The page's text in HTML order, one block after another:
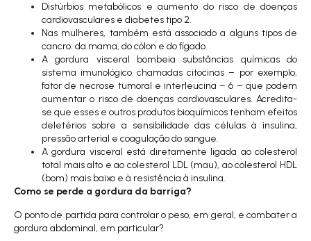
Distúrbios metabólicos e aumento do risco de doenças
cardiovasculares e diabetes tipo 2.
Nas mulheres, também está associado a alguns tipos de
cancro: da mama, do cólon e do fígado.
A gordura visceral bombeia substâncias químicas do
sistema imunológico chamadas citocinas – por exemplo,
fator de necrose tumoral e interleucina – 6 – que podem
aumentar o risco de doenças cardiovasculares. Acredita-
se que esses e outros produtos bioquímicos tenham efeitos
deletérios sobre a sensibilidade das células à insulina,
pressão arterial e coagulação do sangue.
A gordura visceral está diretamente ligada ao colesterol
total mais alto e ao colesterol LDL (mau), ao colesterol HDL
(bom) mais baixo e à resistência à insulina.
Como se perde a gordura da barriga?
O ponto de partida para controlar o peso, em geral, e combater a
gordura abdominal, em particular?